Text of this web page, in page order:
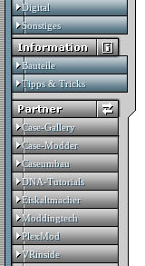
Digital
Digital
Sonstiges
Sonstiges
Bauteile
Bauteile
Tipps & Tricks
Tipps & Tricks
Case-Gallery
Case-Gallery
Case-Modder
Case-Modder
Caseumbau
Caseumbau
DNA-Tutorials
DNA-Tutorials
Eiskaltmacher
Eiskaltmacher
Moddingtech
Moddingtech
PlexMod
PlexMod
VRinside
VRinside